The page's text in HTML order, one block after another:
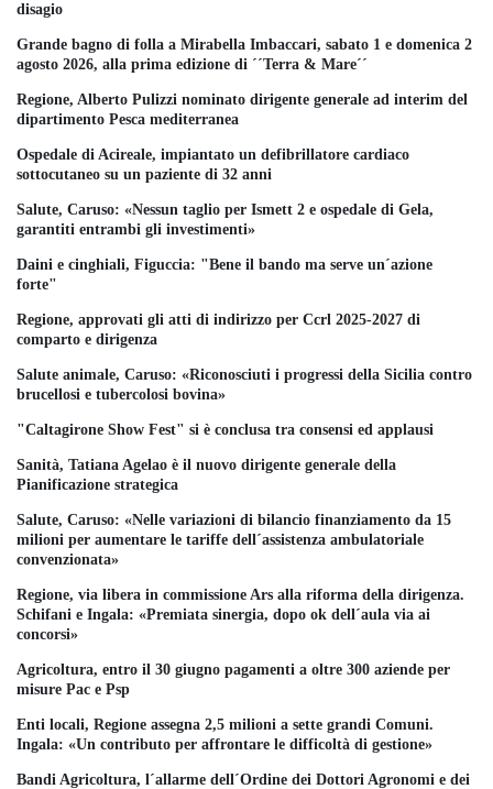
disagio
Grande bagno di folla a Mirabella Imbaccari, sabato 1 e domenica 2
agosto 2026, alla prima edizione di ´´Terra & Mare´´
Regione, Alberto Pulizzi nominato dirigente generale ad interim del
dipartimento Pesca mediterranea
Ospedale di Acireale, impiantato un defibrillatore cardiaco
sottocutaneo su un paziente di 32 anni
Salute, Caruso: «Nessun taglio per Ismett 2 e ospedale di Gela,
garantiti entrambi gli investimenti»
Daini e cinghiali, Figuccia: "Bene il bando ma serve un´azione
forte"
Regione, approvati gli atti di indirizzo per Ccrl 2025-2027 di
comparto e dirigenza
Salute animale, Caruso: «Riconosciuti i progressi della Sicilia contro
brucellosi e tubercolosi bovina»
"Caltagirone Show Fest" si è conclusa tra consensi ed applausi
Sanità, Tatiana Agelao è il nuovo dirigente generale della
Pianificazione strategica
Salute, Caruso: «Nelle variazioni di bilancio finanziamento da 15
milioni per aumentare le tariffe dell´assistenza ambulatoriale
convenzionata»
Regione, via libera in commissione Ars alla riforma della dirigenza.
Schifani e Ingala: «Premiata sinergia, dopo ok dell´aula via ai
concorsi»
Agricoltura, entro il 30 giugno pagamenti a oltre 300 aziende per
misure Pac e Psp
Enti locali, Regione assegna 2,5 milioni a sette grandi Comuni.
Ingala: «Un contributo per affrontare le difficoltà di gestione»
Bandi Agricoltura, l´allarme dell´Ordine dei Dottori Agronomi e dei